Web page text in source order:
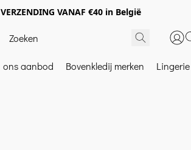
VANAF €40 in België
ons aanbod Bovenkledij merken